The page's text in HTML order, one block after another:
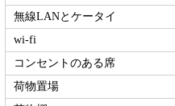
無線LANとケータイ
wi-fi
コンセントのある席
荷物置場